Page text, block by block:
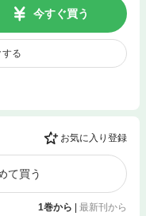
今すぐ買う
る
お気に入り登録
て買う
1巻から 最新刊から